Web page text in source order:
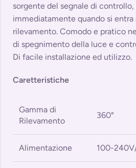
sorgente del segnale di
immediatamente quando si entra
rilevamento. Comodo e pratico
di spegnimento della luce e
Di facile installazione ed utilizzo.
Caretteristiche
Gamma di
Rilevamento
360°
Alimentazione 100-